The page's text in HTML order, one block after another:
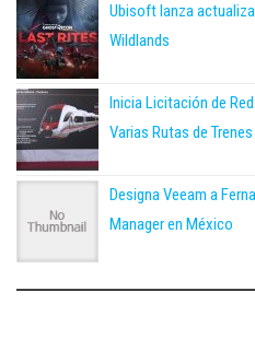
Ubisoft lanza
Wildlands
Inicia Licitación de
Varias Rutas de Trenes
Designa Veeam a
Manager en México